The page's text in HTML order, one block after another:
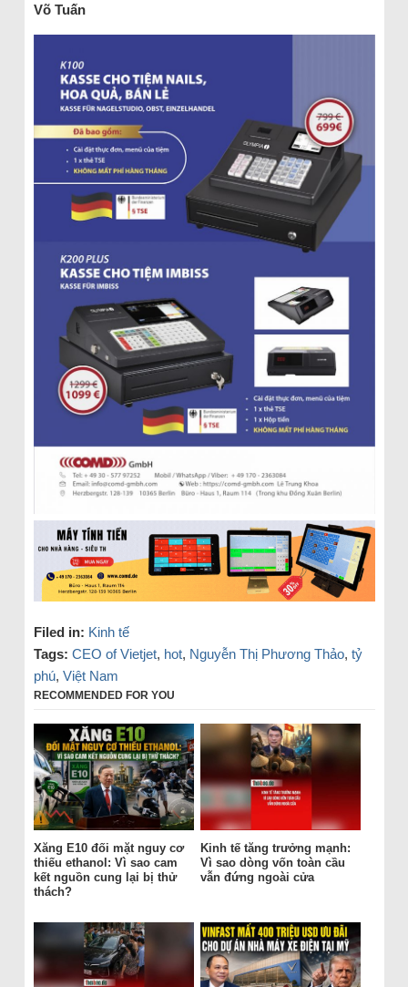
Võ Tuấn
Filed in: Kinh tế
Tags: CEO of Vietjet, hot, Nguyễn Thị Phương Thảo, tỷ
phú, Việt Nam
RECOMMENDED FOR YOU
Xăng E10 đối mặt nguy cơ
thiếu ethanol: Vì sao cam
kết nguồn cung lại bị thử
thách?
Kinh tế tăng trưởng mạnh:
Vì sao dòng vốn toàn cầu
vẫn đứng ngoài cửa